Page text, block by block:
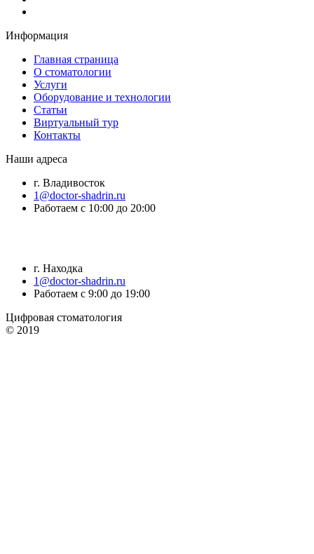
Информация
Главная страница
О стоматологии
Услуги
Оборудование и технологии
Статьи
Виртуальный тур
Контакты
Наши адреса
г. Владивосток
1@doctor-shadrin.ru
Работаем с 10:00 до 20:00
г. Находка
1@doctor-shadrin.ru
Работаем с 9:00 до 19:00
Цифровая стоматология
© 2019